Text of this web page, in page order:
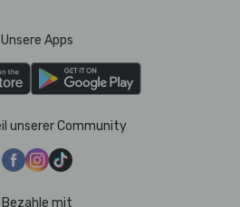
Unsere Apps
unserer Community
Bezahle mit